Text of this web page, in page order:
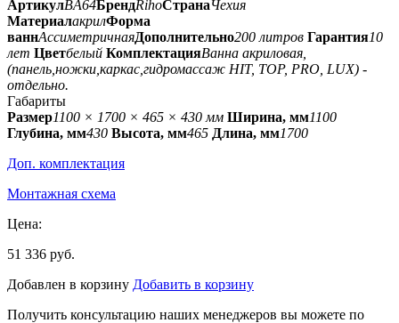
АртикулBA64БрендRihoСтранаЧехия
МатериалакрилФорма
ваннАссиметричнаяДополнительно200 литров Гарантия10
лет Цветбелый КомплектацияВанна акриловая,
(панель,ножки,каркас,гидромассаж HIT, TOP, PRO, LUX) -
отдельно.
Габариты
Размер1100 × 1700 × 465 × 430 мм Ширина, мм1100
Глубина, мм430 Высота, мм465 Длина, мм1700
Доп. комплектация
Монтажная схема
Цена:
51 336 руб.
Добавлен в корзину Добавить в корзину
Получить консультацию наших менеджеров вы можете по